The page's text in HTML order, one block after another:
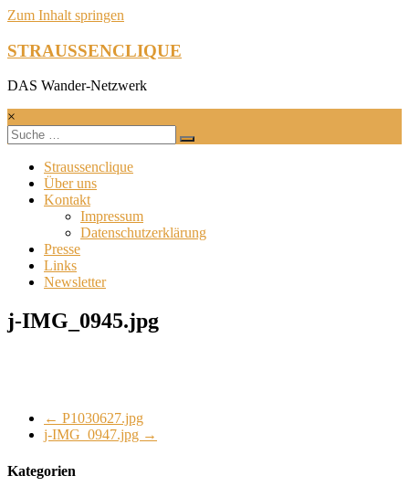
Zum Inhalt springen
STRAUSSENCLIQUE
DAS Wander-Netzwerk
×
Straussenclique
Über uns
Kontakt
Impressum
Datenschutzerklärung
Presse
Links
Newsletter
j-IMG_0945.jpg
← P1030627.jpg
j-IMG_0947.jpg →
Kategorien